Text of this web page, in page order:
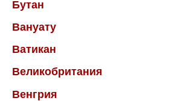
Бутан
Вануату
Ватикан
Великобритания
Венгрия